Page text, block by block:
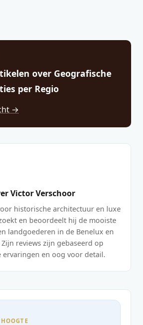
over Geografische
per Regio
→
Victor Verschoor
historische architectuur en luxe
en beoordeelt hij de mooiste
landgoederen in de Benelux en
reviews zijn gebaseerd op
ervaringen en oog voor detail.